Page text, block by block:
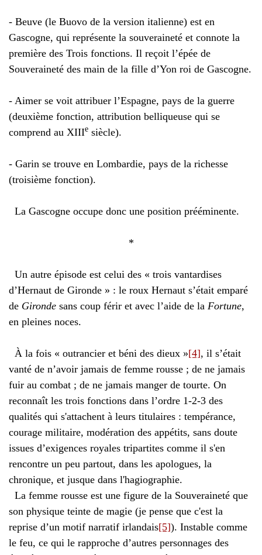
- Beuve (le Buovo de la version italienne) est en
Gascogne, qui représente la souveraineté et connote la
première des Trois fonctions. Il reçoit l’épée de
Souveraineté des main de la fille d’Yon roi de Gascogne.
- Aimer se voit attribuer l’Espagne, pays de la guerre
(deuxième fonction, attribution belliqueuse qui se
comprend au XIIIe siècle).
- Garin se trouve en Lombardie, pays de la richesse
(troisième fonction).
La Gascogne occupe donc une position prééminente.
*
Un autre épisode est celui des « trois vantardises
d’Hernaut de Gironde » : le roux Hernaut s’était emparé
de Gironde sans coup férir et avec l’aide de la Fortune,
en pleines noces.
À la fois « outrancier et béni des dieux »[4], il s’était
vanté de n’avoir jamais de femme rousse ; de ne jamais
fuir au combat ; de ne jamais manger de tourte. On
reconnaît les trois fonctions dans l’ordre 1-2-3 des
qualités qui s'attachent à leurs titulaires : tempérance,
courage militaire, modération des appétits, sans doute
issues d’exigences royales tripartites comme il s'en
rencontre un peu partout, dans les apologues, la
chronique, et jusque dans l'hagiographie.
La femme rousse est une figure de la Souveraineté que
son physique teinte de magie (je pense que c'est la
reprise d’un motif narratif irlandais[5]). Instable comme
le feu, ce qui le rapproche d’autres personnages des